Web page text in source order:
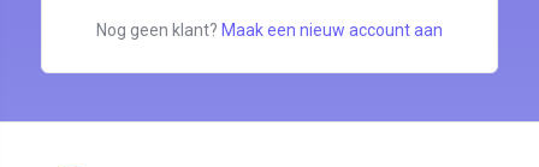
Nog geen klant? Maak een nieuw account aan